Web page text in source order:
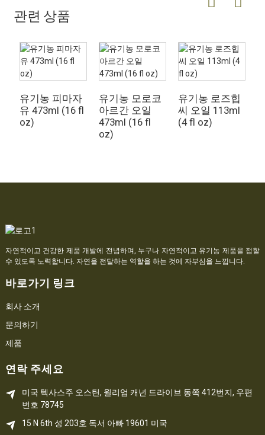
관련 상품
유기농 피마자
유 473ml (16 fl
oz)
유기농 모로코
아르간 오일
473ml (16 fl
oz)
유기농 로즈힙
씨 오일 113ml
(4 fl oz)
자연적이고 건강한 제품 개발에 전념하며, 누구나 자연적이고 유기농 제품을 접할
수 있도록 노력합니다. 자연을 전달하는 역할을 하는 것에 자부심을 느낍니다.
바로가기 링크
회사 소개
문의하기
제품
연락 주세요
미국 텍사스주 오스틴, 윌리엄 캐넌 드라이브 동쪽 412번지, 우편
번호 78745
15 N 6th 성 203호 독서 아빠 19601 미국